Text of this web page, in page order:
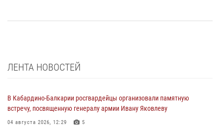
ЛЕНТА НОВОСТЕЙ
В Кабардино-Балкарии росгвардейцы организовали памятную
встречу, посвященную генералу армии Ивану Яковлеву
04 августа 2026, 12:29 5